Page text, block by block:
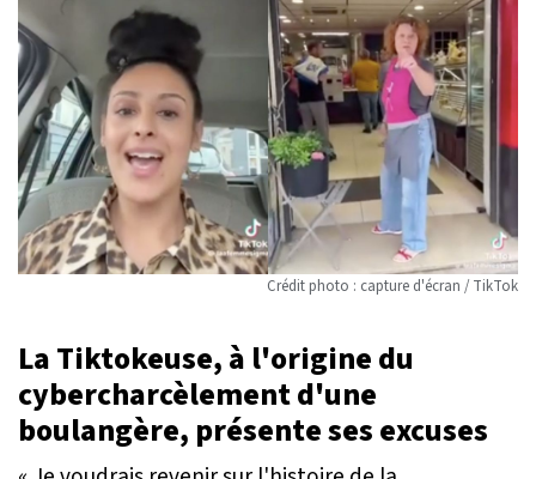
Crédit photo : capture d'écran / TikTok
La Tiktokeuse, à l'origine du
cybercharcèlement d'une
boulangère, présente ses excuses